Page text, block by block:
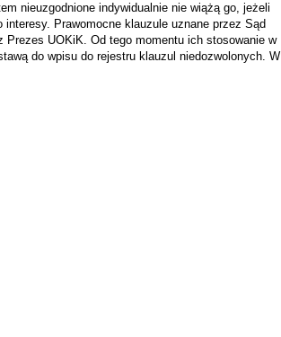
nieuzgodnione indywidualnie nie wiążą go, jeżeli
Prawomocne klauzule uznane przez Sąd
Prezes UOKiK. Od tego momentu ich stosowanie w
do wpisu do rejestru klauzul niedozwolonych. W